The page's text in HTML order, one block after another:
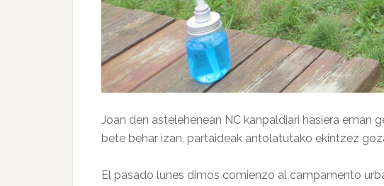
Joan den astelehenean NC kanpaldiari hasiera eman
bete behar izan, partaideak antolatutako ekintzez
El pasado lunes dimos comienzo al campamento